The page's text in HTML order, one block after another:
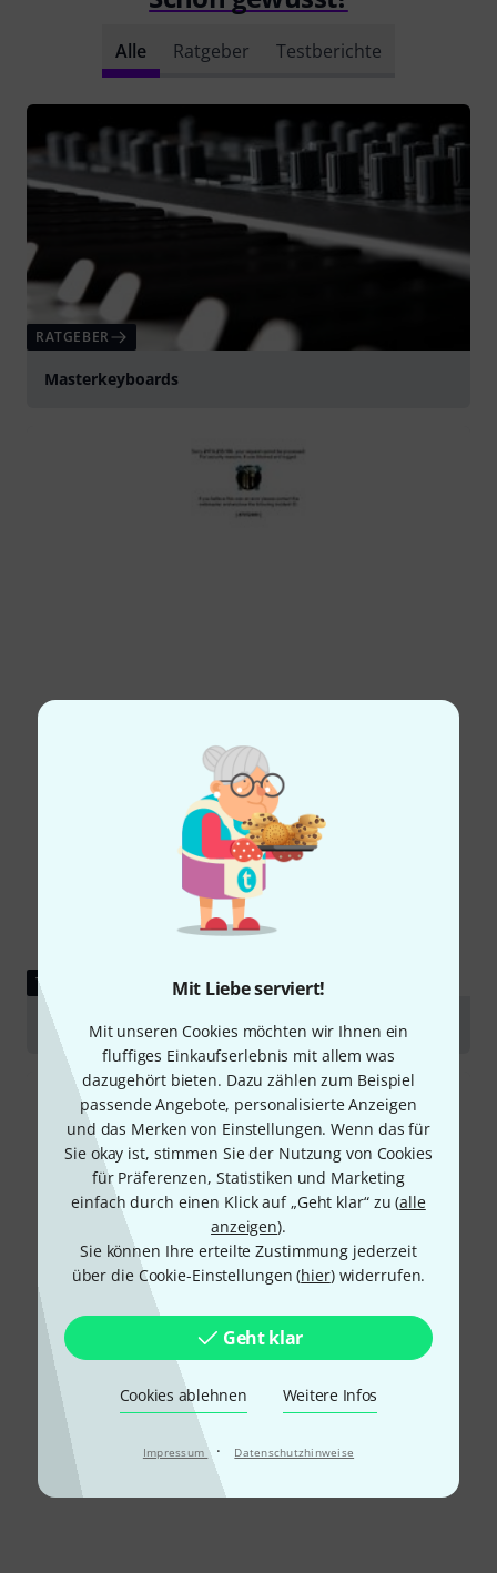
Mit Liebe serviert!
Mit unseren Cookies möchten wir Ihnen ein
fluffiges Einkaufserlebnis mit allem was
dazugehört bieten. Dazu zählen zum Beispiel
passende Angebote, personalisierte Anzeigen
und das Merken von Einstellungen. Wenn das für
Sie okay ist, stimmen Sie der Nutzung von Cookies
für Präferenzen, Statistiken und Marketing
einfach durch einen Klick auf „Geht klar“ zu (alle
anzeigen).
Sie können Ihre erteilte Zustimmung jederzeit
über die Cookie-Einstellungen (hier) widerrufen.
Geht klar
Cookies ablehnen Weitere Infos
Impressum · Datenschutzhinweise
Alle Ratgeber Testberichte
RATGEBER
Masterkeyboards
TESTBERICHT
Testmarathon Keyboardständer